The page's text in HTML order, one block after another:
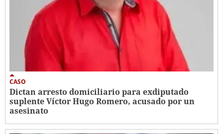
CASO
Dictan arresto domiciliario para exdiputado
suplente Víctor Hugo Romero, acusado por un
asesinato